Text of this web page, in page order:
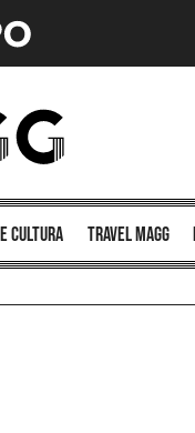
e cultura Travel MAGG